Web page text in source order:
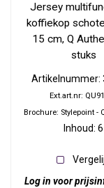
Jersey
koffiekop
15 cm, Q
stuks
Artikelnummer:
Ext.art.nr:
Brochure: Stylepoint -
Inhoud: 6
Log in voor